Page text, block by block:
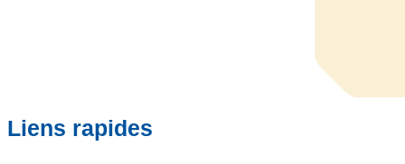
Liens rapides